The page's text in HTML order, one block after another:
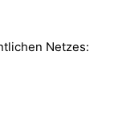
Netzes: